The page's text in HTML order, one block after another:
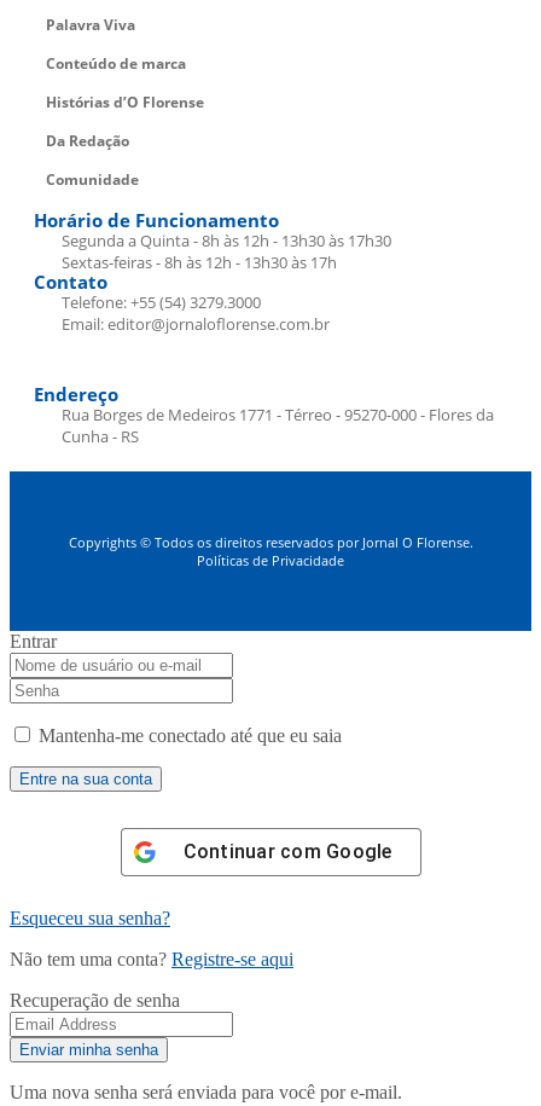
Palavra Viva
Conteúdo de marca
Histórias d’O Florense
Da Redação
Comunidade
Horário de Funcionamento
Segunda a Quinta - 8h às 12h - 13h30 às 17h30
Sextas-feiras - 8h às 12h - 13h30 às 17h
Contato
Telefone: +55 (54) 3279.3000
Email: editor@jornaloflorense.com.br
Endereço
Rua Borges de Medeiros 1771 - Térreo - 95270-000 - Flores da
Cunha - RS
Copyrights © Todos os direitos reservados por Jornal O Florense.
Políticas de Privacidade
Entrar
Mantenha-me conectado até que eu saia
Continuar com Google
Esqueceu sua senha?
Não tem uma conta? Registre-se aqui
Recuperação de senha
Uma nova senha será enviada para você por e-mail.